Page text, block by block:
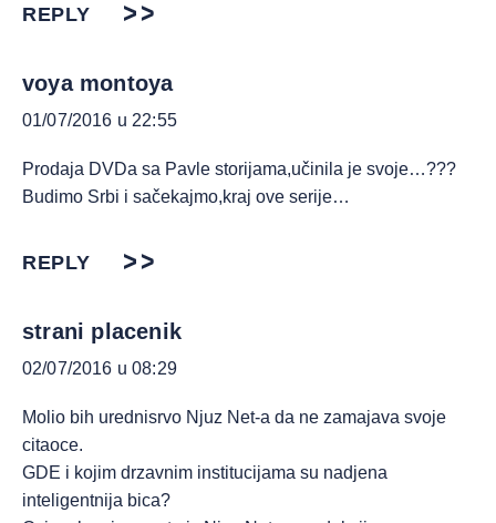
REPLY
voya montoya
01/07/2016 u 22:55
Prodaja DVDa sa Pavle storijama,učinila je svoje…???
Budimo Srbi i sačekajmo,kraj ove serije…
REPLY
strani placenik
02/07/2016 u 08:29
Molio bih urednisrvo Njuz Net-a da ne zamajava svoje
citaoce.
GDE i kojim drzavnim institucijama su nadjena
inteligentnija bica?